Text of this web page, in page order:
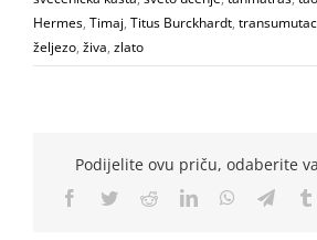
Hermes, Timaj, Titus Burckhardt,
željezo, živa, zlato
Podijelite ovu priču, odaberite
Facebook
TwitterRedditLinkedInWhatsApp